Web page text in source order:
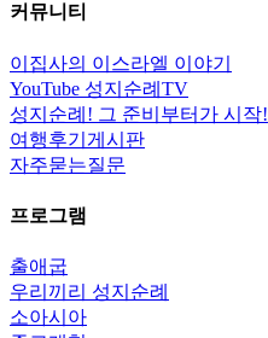
커뮤니티
이집사의 이스라엘 이야기
YouTube 성지순례TV
성지순례! 그 준비부터가 시작!
여행후기게시판
자주묻는질문
프로그램
출애굽
우리끼리 성지순례
소아시아